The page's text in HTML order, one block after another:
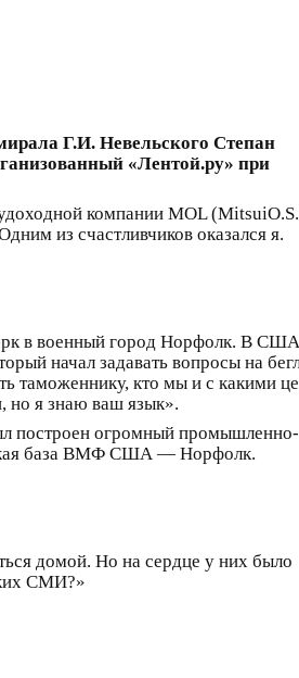
Г.И. Невельского Степан
«Лентой.ру» при
компании MOL
из счастливчиков оказался я.
в военный город Норфолк. В США
начал задавать вопросы на
таможеннику, кто мы и с какими
но я знаю ваш язык».
построен огромный промышленно-
база ВМФ США — Норфолк.
домой. Но на сердце у них было
СМИ?»